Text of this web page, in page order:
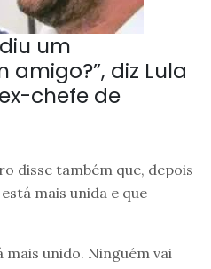
um
diz Lula
chefe de
disse também que, depois
mais unida e que
mais unido. Ninguém vai